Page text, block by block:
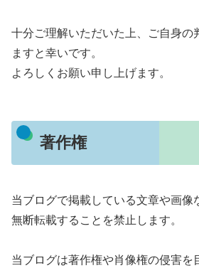
十分ご理解いただいた上、ご自身の
ますと幸いです。
よろしくお願い申し上げます。
著作権
当ブログで掲載している文章や画像
無断転載することを禁止します。
当ブログは著作権や肖像権の侵害を